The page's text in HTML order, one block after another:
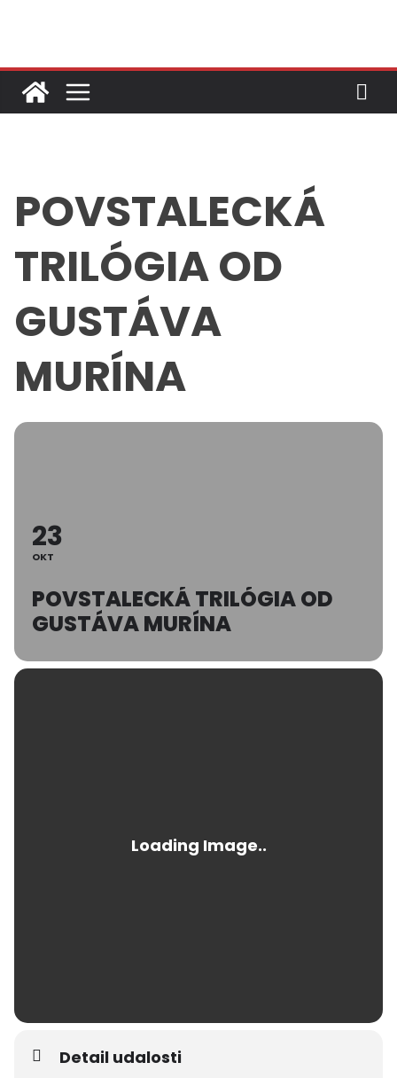
POVSTALECKÁ
TRILÓGIA OD
GUSTÁVA
MURÍNA
23
OKT
POVSTALECKÁ TRILÓGIA OD
GUSTÁVA MURÍNA
Detail udalosti